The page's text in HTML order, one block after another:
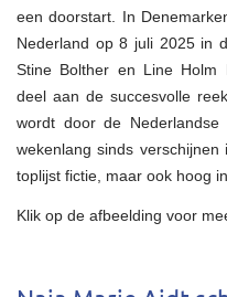
een doorstart. In
Nederland op 8 juli 2025 in
Stine Bolther en Line Holm
deel aan de succesvolle
wordt door de
wekenlang sinds verschijnen
toplijst fictie, maar ook hoog
Klik op de afbeelding voor